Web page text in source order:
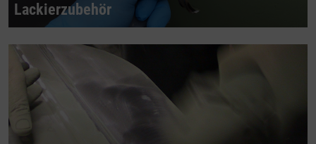
Lackierzubehör